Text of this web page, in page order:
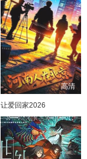
高清
让爱回家2026